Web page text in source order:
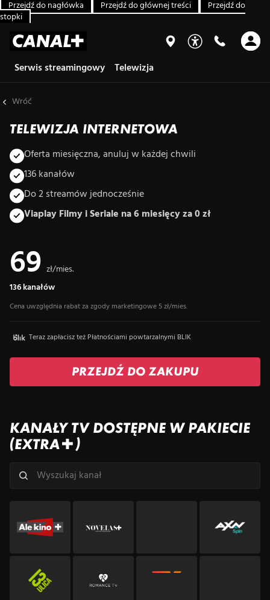
Przejdź do nagłówka Przejdź do głównej treści
Przejdź do
stopki
Serwis streamingowy Telewizja
Wróć
TELEWIZJA INTERNETOWA
Oferta miesięczna, anuluj w każdej chwili
136 kanałów
Do 2 streamów jednocześnie
Viaplay Filmy i Seriale na 6 miesięcy za 0 zł
69 zł/mies.
136 kanałów
Cena uwzględnia rabat za zgody marketingowe 5 zł/mies.
Teraz zapłacisz też Płatnościami powtarzalnymi BLIK
PRZEJDŹ DO ZAKUPU
KANAŁY TV DOSTĘPNE W PAKIECIE
(EXTRA+)
Wyszukaj kanał po nazwie
Wpisz co najmniej dwa znaki, aby rozpocząć wyszukiwanie kanałów.